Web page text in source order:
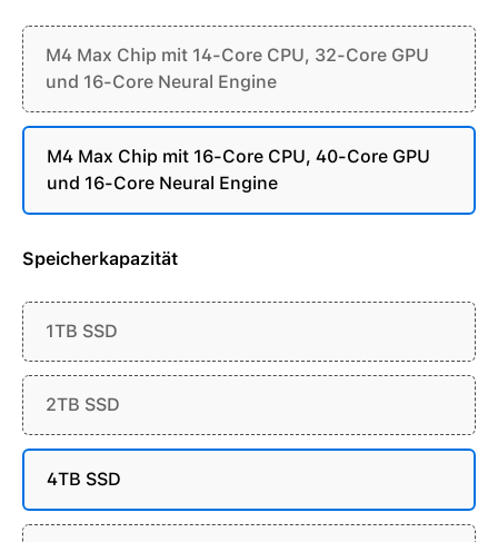
M4 Max Chip mit 14-Core CPU, 32-Core GPU
und 16-Core Neural Engine
M4 Max Chip mit 16-Core CPU, 40-Core GPU
und 16-Core Neural Engine
Speicherkapazität
1TB SSD
2TB SSD
4TB SSD